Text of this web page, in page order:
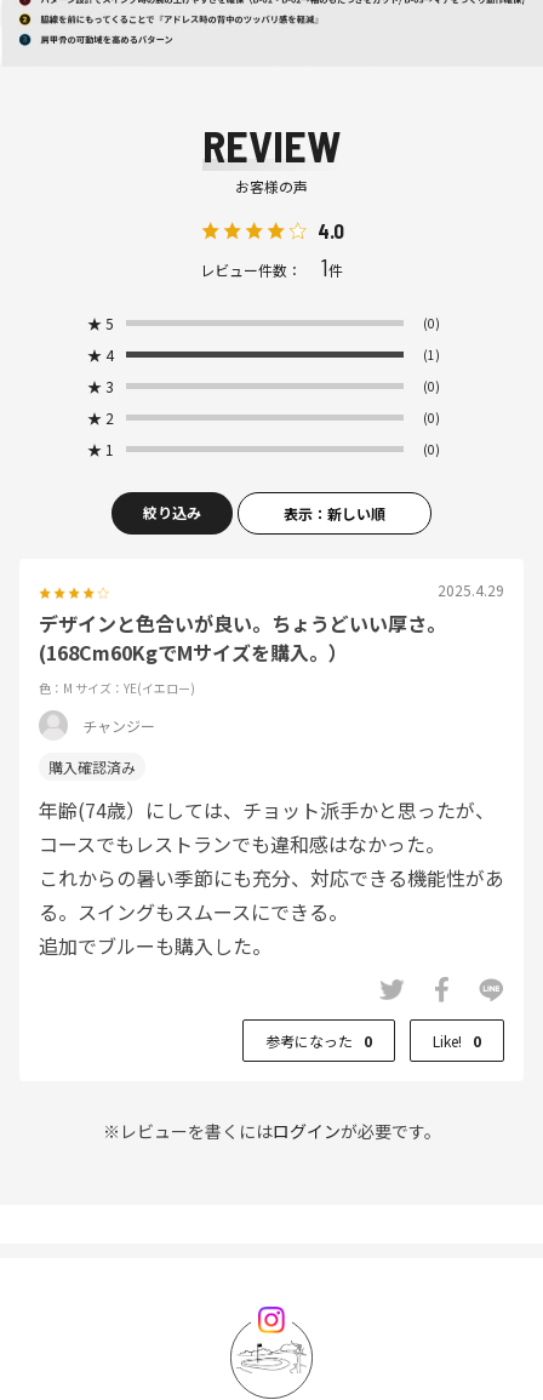
REVIEW
お客様の声
4.0
レビュー件数： 1件
★ 5 (0)
★ 4 (1)
★ 3 (0)
★ 2 (0)
★ 1 (0)
絞り込み 表示：新しい順
2025.4.29
デザインと色合いが良い。ちょうどいい厚さ。
(168Cm60KgでMサイズを購入。）
色：M サイズ：YE(イエロー)
チャンジー
年齢(74歳）にしては、チョット派手かと思ったが、
コースでもレストランでも違和感はなかった。
これからの暑い季節にも充分、対応できる機能性があ
る。スイングもスムースにできる。
追加でブルーも購入した。
参考になった 0 Like! 0
※レビューを書くにはログインが必要です。